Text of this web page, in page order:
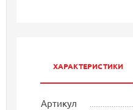
ХАРАКТЕРИСТИКИ
Артикул